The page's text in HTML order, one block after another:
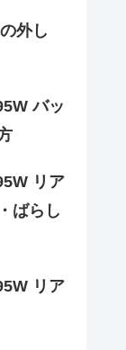
外し
バッ
リア
ばらし
リア